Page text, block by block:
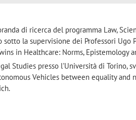
di ricerca del programma Law,
la supervisione dei Professori Ugo
in Healthcare: Norms, Epistemology
Studies presso l'Università di Torino,
Vehicles between equality and